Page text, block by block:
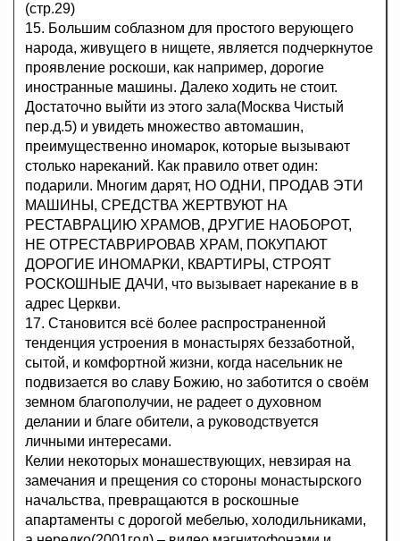
(стр.29)
15. Большим соблазном для простого верующего
народа, живущего в нищете, является подчеркнутое
проявление роскоши, как например, дорогие
иностранные машины. Далеко ходить не стоит.
Достаточно выйти из этого зала(Москва Чистый
пер.д.5) и увидеть множество автомашин,
преимущественно иномарок, которые вызывают
столько нареканий. Как правило ответ один:
подарили. Многим дарят, НО ОДНИ, ПРОДАВ ЭТИ
МАШИНЫ, СРЕДСТВА ЖЕРТВУЮТ НА
РЕСТАВРАЦИЮ ХРАМОВ, ДРУГИЕ НАОБОРОТ,
НЕ ОТРЕСТАВРИРОВАВ ХРАМ, ПОКУПАЮТ
ДОРОГИЕ ИНОМАРКИ, КВАРТИРЫ, СТРОЯТ
РОСКОШНЫЕ ДАЧИ, что вызывает нарекание в в
адрес Церкви.
17. Становится всё более распространенной
тенденция устроения в монастырях беззаботной,
сытой, и комфортной жизни, когда насельник не
подвизается во славу Божию, но заботится о своём
земном благополучии, не радеет о духовном
делании и благе обители, а руководствуется
личными интересами.
Келии некоторых монашествующих, невзирая на
замечания и прещения со стороны монастырского
начальства, превращаются в роскошные
апартаменты с дорогой мебелью, холодильниками,